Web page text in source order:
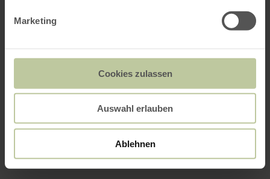
Marketing
Cookies zulassen
Auswahl erlauben
Ablehnen